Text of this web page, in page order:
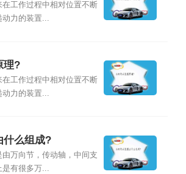
在工作过程中相对位置不断
动力的装置...
理?
在工作过程中相对位置不断
动力的装置...
什么组成?
由万向节，传动轴，中间支
是有很多万...